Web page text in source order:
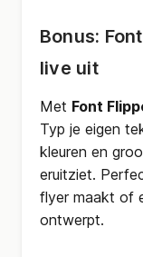
Bonus:
live uit
Met Font
Typ je eigen
kleuren en
eruitziet.
flyer maakt of
ontwerpt.